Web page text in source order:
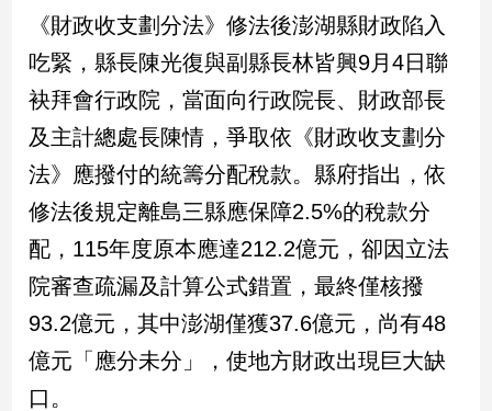
政
治
政
治
焦
觀
點
民
調
國
焦
點
《財政收支劃分法》修法後澎湖縣財政陷入
吃緊，縣長陳光復與副縣長林皆興9月4日聯
袂拜會行政院，當面向行政院長、財政部長
及主計總處長陳情，爭取依《財政收支劃分
法》應撥付的統籌分配稅款。縣府指出，依
修法後規定離島三縣應保障2.5%的稅款分
配，115年度原本應達212.2億元，卻因立法
院審查疏漏及計算公式錯置，最終僅核撥
93.2億元，其中澎湖僅獲37.6億元，尚有48
億元「應分未分」，使地方財政出現巨大缺
口。